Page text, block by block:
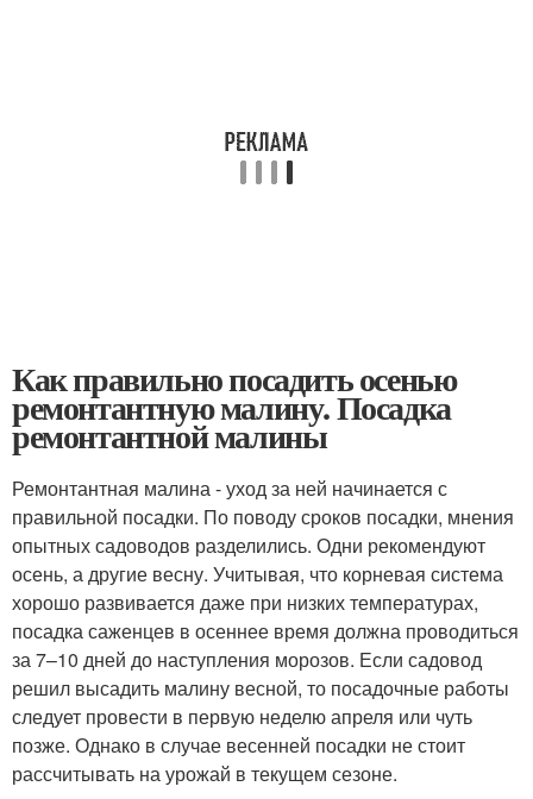
Как правильно посадить осенью
ремонтантную малину. Посадка
ремонтантной малины
Ремонтантная малина - уход за ней начинается с
правильной посадки. По поводу сроков посадки, мнения
опытных садоводов разделились. Одни рекомендуют
осень, а другие весну. Учитывая, что корневая система
хорошо развивается даже при низких температурах,
посадка саженцев в осеннее время должна проводиться
за 7–10 дней до наступления морозов. Если садовод
решил высадить малину весной, то посадочные работы
следует провести в первую неделю апреля или чуть
позже. Однако в случае весенней посадки не стоит
рассчитывать на урожай в текущем сезоне.